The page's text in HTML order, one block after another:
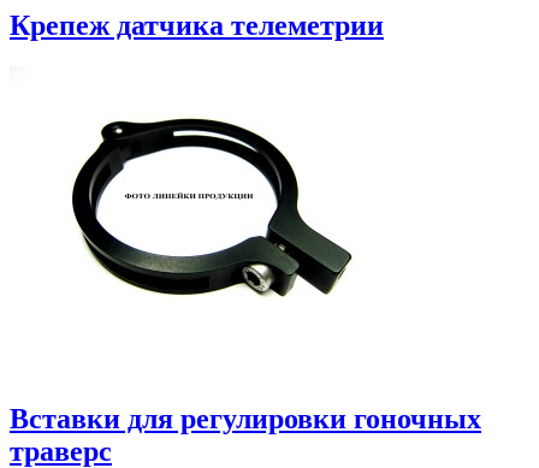
Крепеж датчика телеметрии
Вставки для регулировки гоночных
траверс